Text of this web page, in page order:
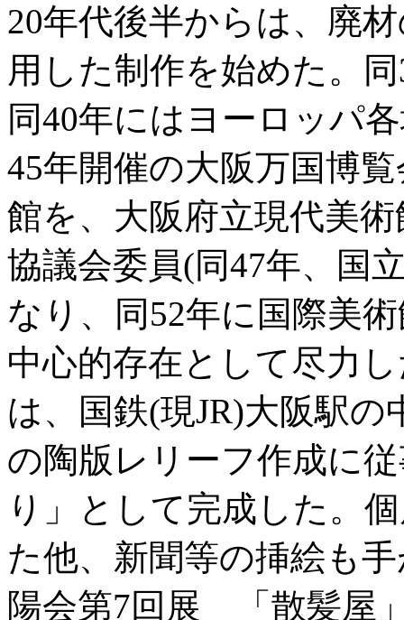
20年代後半からは、廃
用した制作を始めた。
同40年にはヨーロッパ
45年開催の大阪万国博
館を、大阪府立現代美
協議会委員(同47年、国
なり、同52年に国際美
中心的存在として尽力
は、国鉄(現JR)大阪駅
の陶版レリーフ作成に
り」として完成した。
た他、新聞等の挿絵も
陽会第7回展 「散髪屋